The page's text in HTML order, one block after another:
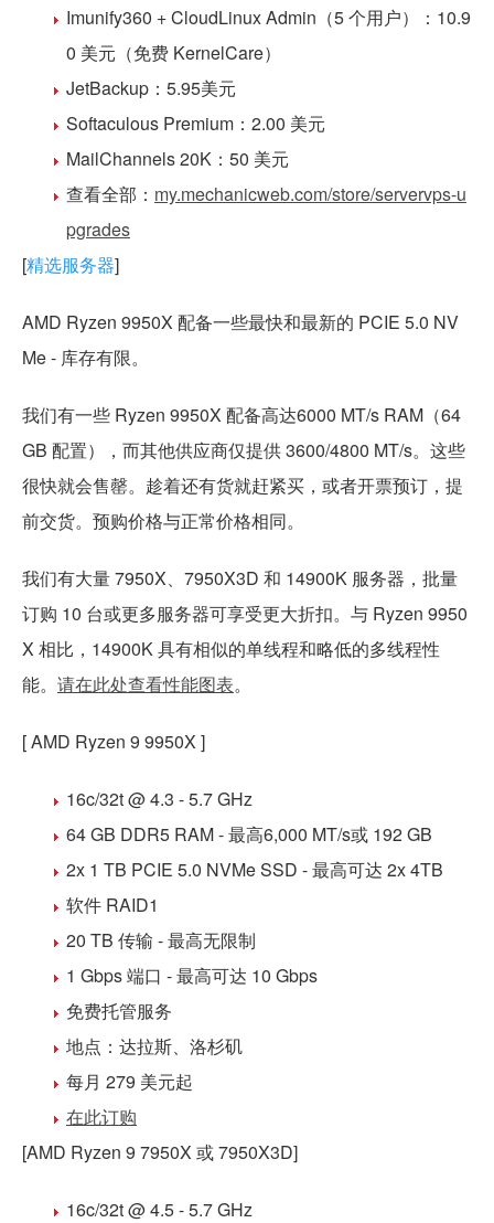
Imunify360 + CloudLinux Admin （5 个用户）： 10.9
0 美元 （免费 KernelCare）
JetBackup：5.95美元
Softaculous Premium：2.00 美元
MailChannels 20K：50 美元
查看全部： my.mechanicweb.com/store/servervps-u
pgrades
[精选服务器]
AMD Ryzen 9950X 配备一些最快和最新的 PCIE 5.0 NV
Me - 库存有限。
我们有一些 Ryzen 9950X 配备高达6000 MT/s RAM（64
GB 配置），而其他供应商仅提供 3600/4800 MT/s。这些
很快就会售罄。趁着还有货就赶紧买，或者开票预订，提
前交货。预购价格与正常价格相同。
我们有大量 7950X、7950X3D 和 14900K 服务器，批量
订购 10 台或更多服务器可享受更大折扣。与 Ryzen 9950
X 相比，14900K 具有相似的单线程和略低的多线程性
能。 请在此处查看性能图表。
[ AMD Ryzen 9 9950X ]
16c/32t @ 4.3 - 5.7 GHz
64 GB DDR5 RAM - 最高6,000 MT/s或 192 GB
2x 1 TB PCIE 5.0 NVMe SSD - 最高可达 2x 4TB
软件 RAID1
20 TB 传输 - 最高无限制
1 Gbps 端口 - 最高可达 10 Gbps
免费托管服务
地点： 达拉斯、 洛杉矶
每月 279 美元起
在此订购
[AMD Ryzen 9 7950X 或 7950X3D]
16c/32t @ 4.5 - 5.7 GHz